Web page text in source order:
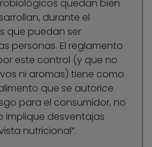
quedan bien
durante el
que puedan ser
personas. El reglamento
este control (y que no
ni aromas) tiene como
que se autorice
para el consumidor, no
implique desventajas
nutricional”.